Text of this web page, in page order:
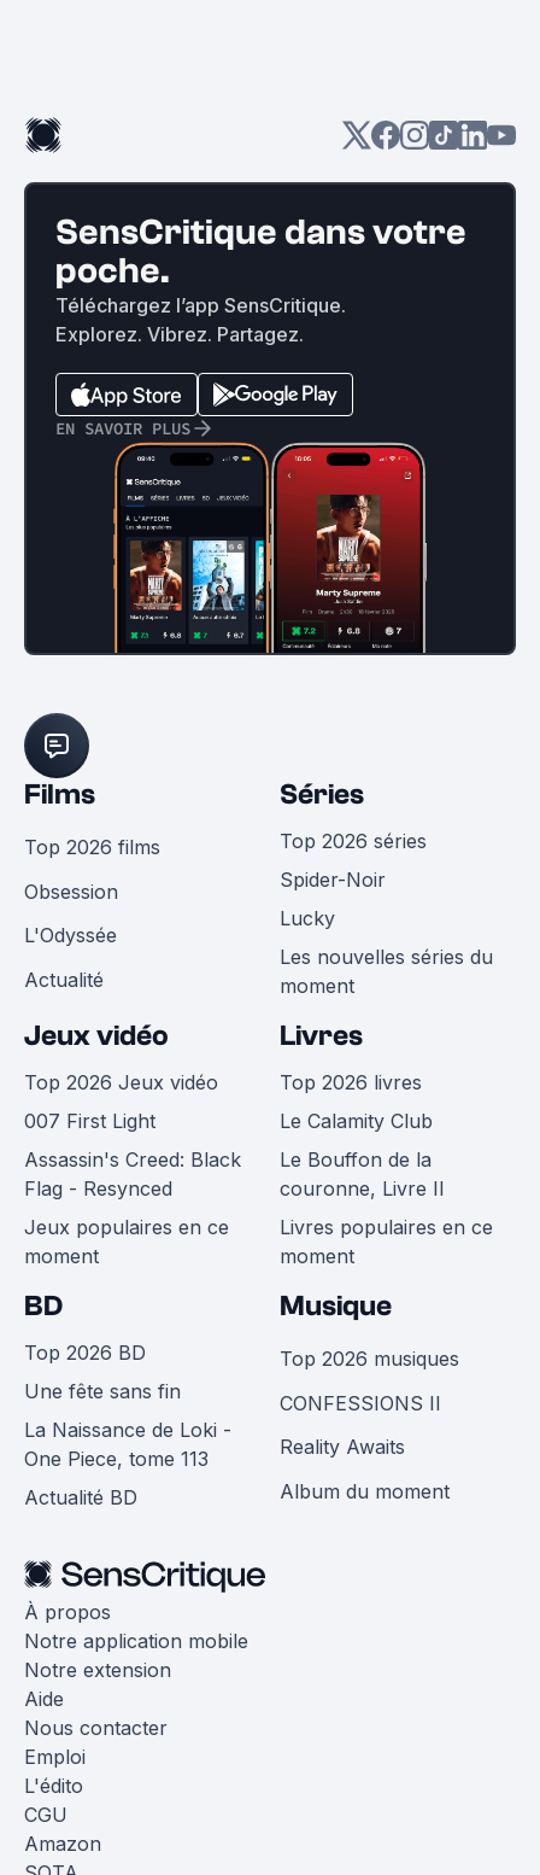
SensCritique dans votre
poche.
Téléchargez l’app SensCritique.
Explorez. Vibrez. Partagez.
EN SAVOIR PLUS
Films
Top 2026 films
Obsession
L'Odyssée
Actualité
Séries
Top 2026 séries
Spider-Noir
Lucky
Les nouvelles séries du
moment
Jeux vidéo
Top 2026 Jeux vidéo
007 First Light
Assassin's Creed: Black
Flag - Resynced
Jeux populaires en ce
moment
Livres
Top 2026 livres
Le Calamity Club
Le Bouffon de la
couronne, Livre II
Livres populaires en ce
moment
BD
Top 2026 BD
Une fête sans fin
La Naissance de Loki -
One Piece, tome 113
Actualité BD
Musique
Top 2026 musiques
CONFESSIONS II
Reality Awaits
Album du moment
À propos
Notre application mobile
Notre extension
Aide
Nous contacter
Emploi
L'édito
CGU
Amazon